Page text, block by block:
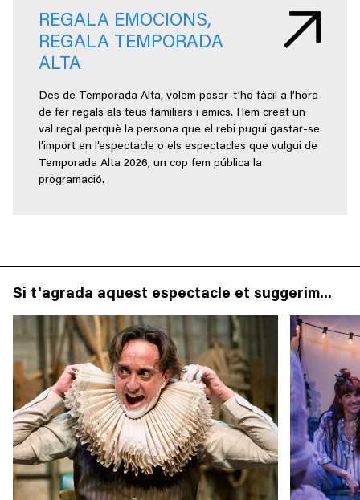
REGALA EMOCIONS,
REGALA TEMPORADA
ALTA
Des de Temporada Alta, volem posar-t’ho fàcil a l’hora
de fer regals als teus familiars i amics. Hem creat un
val regal perquè la persona que el rebi pugui gastar-se
l’import en l’espectacle o els espectacles que vulgui de
Temporada Alta 2026, un cop fem pública la
programació.
Si t'agrada aquest espectacle et suggerim...